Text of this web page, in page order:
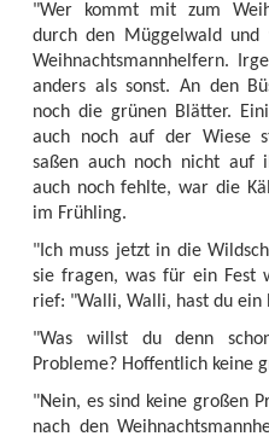
"Wer kommt mit zum
durch den Müggelwald
Weihnachtsmannhelfern.
anders als sonst. An den
noch die grünen Blätter.
auch noch auf der Wiese
saßen auch noch nicht auf
auch noch fehlte, war die
im Frühling.
"Ich muss jetzt in die
sie fragen, was für ein Fest
rief: "Walli, Walli, hast du ein
"Was willst du denn
Probleme? Hoffentlich keine
"Nein, es sind keine großen
nach den